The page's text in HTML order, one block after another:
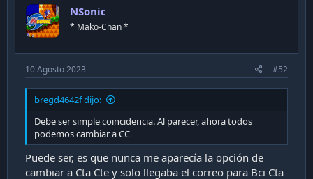
NSonic
* Mako-Chan *
10 Agosto 2023 #52
bregd4642f dijo:
Debe ser simple coincidencia. Al parecer, ahora todos
podemos cambiar a CC
Puede ser, es que nunca me aparecía la opción de
cambiar a Cta Cte y solo llegaba el correo para Bci Cta